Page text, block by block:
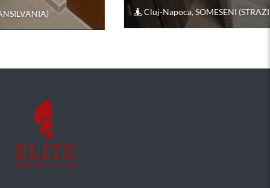
Cluj-Napoca, SOMESENI (STRAZII PLEVNEI)